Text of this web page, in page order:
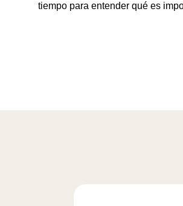
tiempo para entender qué es